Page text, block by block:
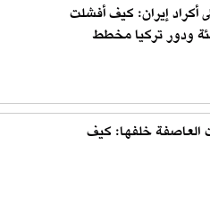
أكراد إيران: كيف أفشلت
ودور تركيا مخطط
العاصفة خلفها: كيف